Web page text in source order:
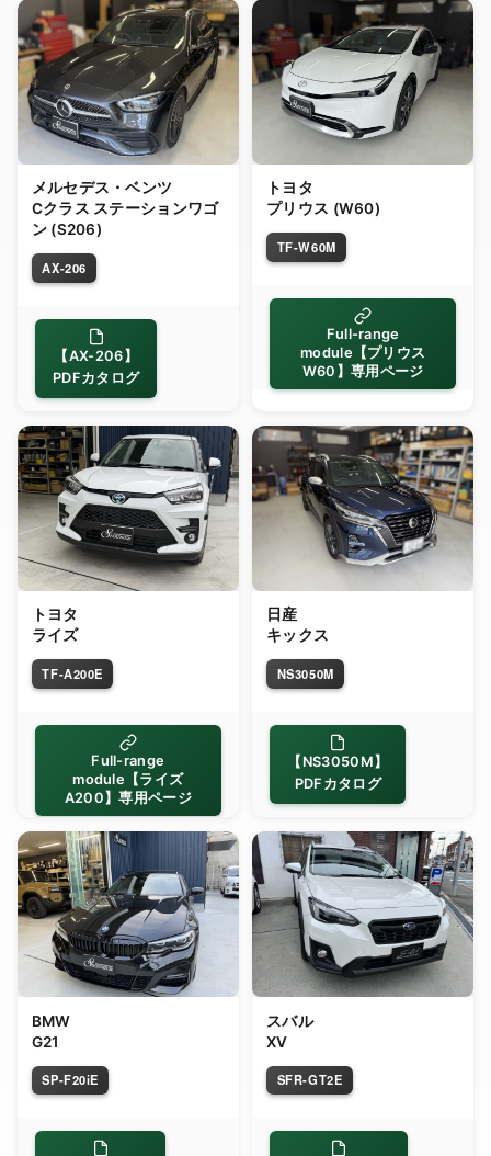
メルセデス・ベンツ
Cクラス ステーションワゴ
ン (S206)
AX-206
【AX-206】
PDFカタログ
トヨタ
プリウス (W60)
TF-W60M
Full-range
module【プリウス
W60】専用ページ
トヨタ
ライズ
TF-A200E
Full-range
module【ライズ
A200】専用ページ
日産
キックス
NS3050M
【NS3050M】
PDFカタログ
BMW
G21
SP-F20iE
スバル
XV
SFR-GT2E